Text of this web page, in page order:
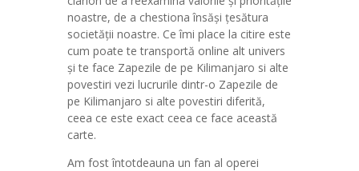
noastre, de a chestiona însăși țesătura
societății noastre. Ce îmi place la citire este
cum poate te transportă online alt univers
și te face Zapezile de pe Kilimanjaro si alte
povestiri vezi lucrurile dintr-o Zapezile de
pe Kilimanjaro si alte povestiri diferită,
ceea ce este exact ceea ce face această
carte.
Am fost întotdeauna un fan al operei